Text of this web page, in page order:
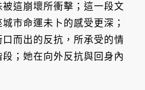
這崩壞所衝擊；這一段文
市命運未卜的感受更深；
而出的反抗，所承受的情
；她在向外反抗與回身內